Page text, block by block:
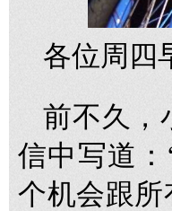
各位周四
前不久，
信中写道
个机会跟